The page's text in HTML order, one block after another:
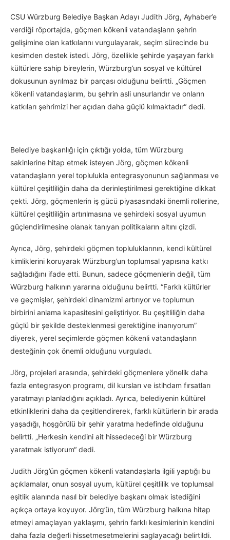
CSU Würzburg Belediye Başkan Adayı Judith Jörg, Ayhaber’e
verdiği röportajda, göçmen kökenli vatandaşların şehrin
gelişimine olan katkılarını vurgulayarak, seçim sürecinde bu
kesimden destek istedi. Jörg, özellikle şehirde yaşayan farklı
kültürlere sahip bireylerin, Würzburg’un sosyal ve kültürel
dokusunun ayrılmaz bir parçası olduğunu belirtti. „Göçmen
kökenli vatandaşlarım, bu şehrin asli unsurlarıdır ve onların
katkıları şehrimizi her açıdan daha güçlü kılmaktadır“ dedi.
Belediye başkanlığı için çıktığı yolda, tüm Würzburg
sakinlerine hitap etmek isteyen Jörg, göçmen kökenli
vatandaşların yerel toplulukla entegrasyonunun sağlanması ve
kültürel çeşitliliğin daha da derinleştirilmesi gerektiğine dikkat
çekti. Jörg, göçmenlerin iş gücü piyasasındaki önemli rollerine,
kültürel çeşitliliğin artırılmasına ve şehirdeki sosyal uyumun
güçlendirilmesine olanak tanıyan politikaların altını çizdi.
Ayrıca, Jörg, şehirdeki göçmen topluluklarının, kendi kültürel
kimliklerini koruyarak Würzburg’un toplumsal yapısına katkı
sağladığını ifade etti. Bunun, sadece göçmenlerin değil, tüm
Würzburg halkının yararına olduğunu belirtti. “Farklı kültürler
ve geçmişler, şehirdeki dinamizmi artırıyor ve toplumun
birbirini anlama kapasitesini geliştiriyor. Bu çeşitliliğin daha
güçlü bir şekilde desteklenmesi gerektiğine inanıyorum”
diyerek, yerel seçimlerde göçmen kökenli vatandaşların
desteğinin çok önemli olduğunu vurguladı.
Jörg, projeleri arasında, şehirdeki göçmenlere yönelik daha
fazla entegrasyon programı, dil kursları ve istihdam fırsatları
yaratmayı planladığını açıkladı. Ayrıca, belediyenin kültürel
etkinliklerini daha da çeşitlendirerek, farklı kültürlerin bir arada
yaşadığı, hoşgörülü bir şehir yaratma hedefinde olduğunu
belirtti. „Herkesin kendini ait hissedeceği bir Würzburg
yaratmak istiyorum“ dedi.
Judith Jörg’ün göçmen kökenli vatandaşlarla ilgili yaptığı bu
açıklamalar, onun sosyal uyum, kültürel çeşitlilik ve toplumsal
eşitlik alanında nasıl bir belediye başkanı olmak istediğini
açıkça ortaya koyuyor. Jörg’ün, tüm Würzburg halkına hitap
etmeyi amaçlayan yaklaşımı, şehrin farklı kesimlerinin kendini
daha fazla değerli hissetmesetmelerini saglayacağı belirtildi.